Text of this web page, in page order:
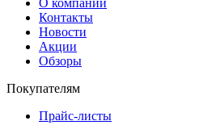
О компании
Контакты
Новости
Акции
Обзоры
Покупателям
Прайс-листы